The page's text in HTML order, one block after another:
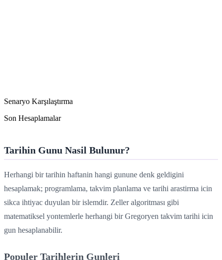
Senaryo Karşılaştırma
Son Hesaplamalar
Tarihin Gunu Nasil Bulunur?
Herhangi bir tarihin haftanin hangi gunune denk geldigini
hesaplamak; programlama, takvim planlama ve tarihi arastirma icin
sikca ihtiyac duyulan bir islemdir. Zeller algoritması gibi
matematiksel yontemlerle herhangi bir Gregoryen takvim tarihi icin
gun hesaplanabilir.
Populer Tarihlerin Gunleri